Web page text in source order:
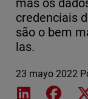
mas os
credenciais
são o bem
las.
23 mayo 2022
Share on